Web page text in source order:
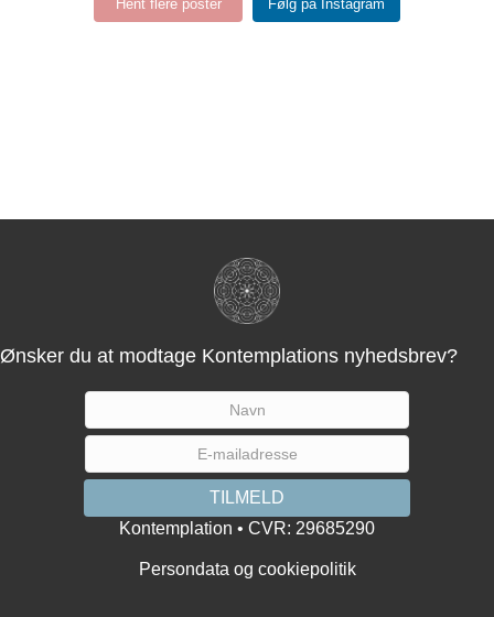
Hent flere poster Følg på Instagram
Ønsker du at modtage Kontemplations nyhedsbrev?
Kontemplation • CVR: 29685290
Persondata og cookiepolitik